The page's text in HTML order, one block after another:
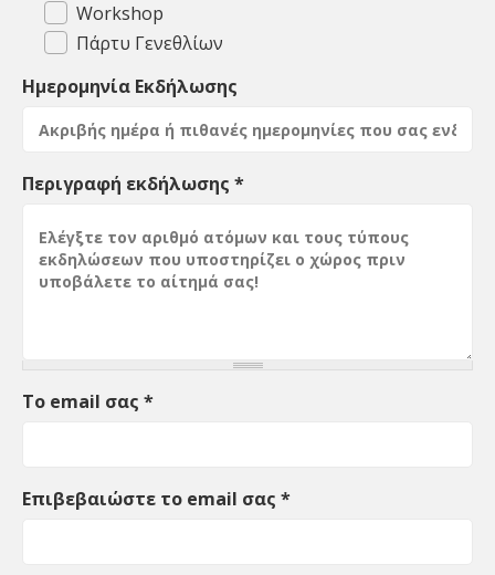
Workshop
Πάρτυ Γενεθλίων
Ημερομηνία Εκδήλωσης
Περιγραφή εκδήλωσης *
Το email σας *
Επιβεβαιώστε το email σας *